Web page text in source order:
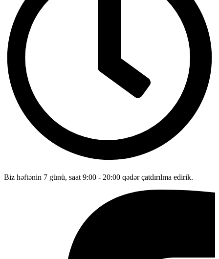
Biz həftənin 7 günü, saat 9:00 - 20:00 qədər çatdırılma edirik.